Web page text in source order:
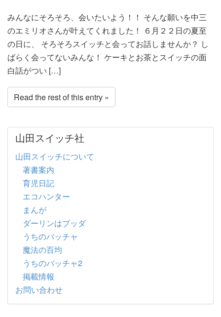
みんなにそろそろ、会いたいよう！！ そんな願いを中三
のエミリオさんが叶えてくれました！ ６月２２日の夏至
の日に、 そろそろスイッチと会ってお話しませんか？ し
ばらく会ってないみんな！ ケーキとお茶とスイッチの面
白話がつい […]
Read the rest of this entry »
山田スイッチ社
山田スイッチについて
著書案内
育児日記
エコハンター
まんが
ダーリンはブッダ
うちのバッチャ
魔法の百均
うちのバッチャ2
掲載情報
お問い合わせ